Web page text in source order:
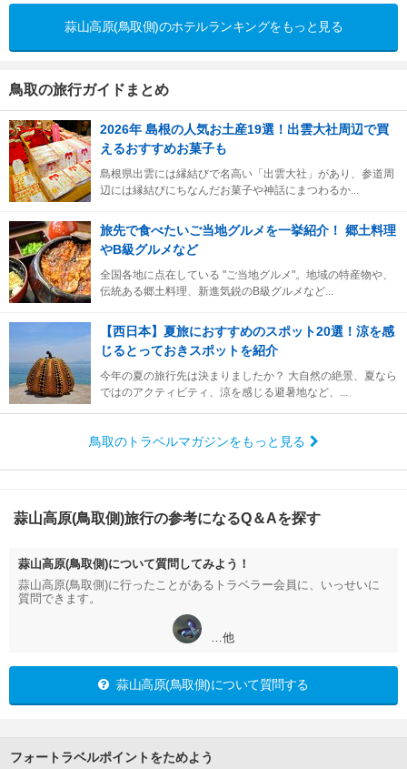
蒜山高原(鳥取側)のホテルランキングをもっと見る
鳥取の旅行ガイドまとめ
2026年 島根の人気お土産19選！出雲大社周辺で買
えるおすすめお菓子も
島根県出雲には縁結びで名高い「出雲大社」があり、参道周
辺には縁結びにちなんだお菓子や神話にまつわるか...
旅先で食べたいご当地グルメを一挙紹介！ 郷土料理
やB級グルメなど
全国各地に点在している "ご当地グルメ"。地域の特産物や、
伝統ある郷土料理、新進気鋭のB級グルメなど...
【西日本】夏旅におすすめのスポット20選！涼を感
じるとっておきスポットを紹介
今年の夏の旅行先は決まりましたか？ 大自然の絶景、夏なら
ではのアクティビティ、涼を感じる避暑地など、...
鳥取のトラベルマガジンをもっと見る
蒜山高原(鳥取側)旅行の参考になるQ＆Aを探す
蒜山高原(鳥取側)について質問してみよう！
蒜山高原(鳥取側)に行ったことがあるトラベラー会員に、いっせいに
質問できます。
…他
蒜山高原(鳥取側)について質問する
フォートラベルポイントをためよう